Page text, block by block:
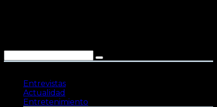
Entrevistas
Actualidad
Entretenimiento